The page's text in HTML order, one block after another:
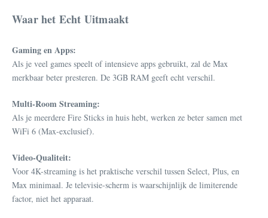
Waar het Echt Uitmaakt
Gaming en Apps:
Als je veel games speelt of intensieve apps gebruikt, zal de Max
merkbaar beter presteren. De 3GB RAM geeft echt verschil.
Multi-Room Streaming:
Als je meerdere Fire Sticks in huis hebt, werken ze beter samen met
WiFi 6 (Max-exclusief).
Video-Qualiteit:
Voor 4K-streaming is het praktische verschil tussen Select, Plus, en
Max minimaal. Je televisie-scherm is waarschijnlijk de limiterende
factor, niet het apparaat.